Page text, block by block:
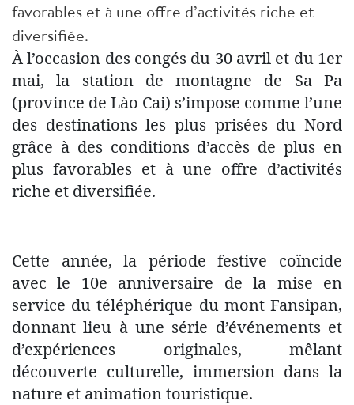
favorables et à une offre d’activités riche et
diversifiée.
À l’occasion des congés du 30 avril et du 1er
mai, la station de montagne de Sa Pa
(province de Lào Cai) s’impose comme l’une
des destinations les plus prisées du Nord
grâce à des conditions d’accès de plus en
plus favorables et à une offre d’activités
riche et diversifiée.
Cette année, la période festive coïncide
avec le 10e anniversaire de la mise en
service du téléphérique du mont Fansipan,
donnant lieu à une série d’événements et
d’expériences originales, mêlant
découverte culturelle, immersion dans la
nature et animation touristique.